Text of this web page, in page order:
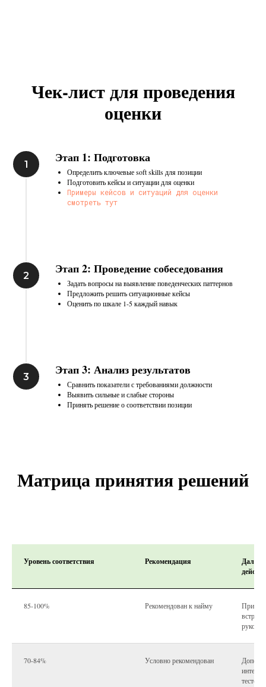
Чек-лист для проведения
оценки
Этап 1: Подготовка
Определить ключевые soft skills для позиции
Подготовить кейсы и ситуации для оценки
Примеры кейсов и ситуаций для оценки
смотреть тут
Этап 2: Проведение собеседования
Задать вопросы на выявление поведенческих паттернов
Предложить решить ситуационные кейсы
Оценить по шкале 1-5 каждый навык
Этап 3: Анализ результатов
Сравнить показатели с требованиями должности
Выявить сильные и слабые стороны
Принять решение о соответствии позиции
Матрица принятия решений
Уровень соответствия Рекомендация
85-100% Рекомендован к найму
70-84% Условно рекомендован